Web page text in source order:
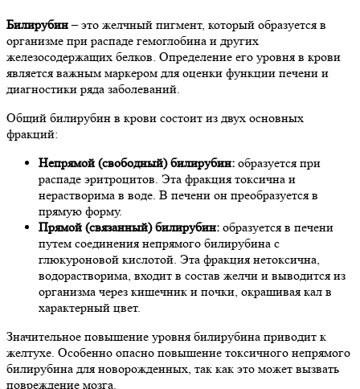
Билирубин– это желчный пигмент, который образуется в
организме при распаде гемоглобина и других
железосодержащих белков. Определение его уровня в крови
является важным маркером для оценки функции печени и
диагностики ряда заболеваний.
Общий билирубин в крови состоит из двух основных
фракций:
Непрямой (свободный) билирубин: образуется при
распаде эритроцитов. Эта фракция токсична и
нерастворима в воде. В печени он преобразуется в
прямую форму.
Прямой (связанный) билирубин: образуется в печени
путем соединения непрямого билирубина с
глюкуроновой кислотой. Эта фракция нетоксична,
водорастворима, входит в состав желчи и выводится из
организма через кишечник и почки, окрашивая кал в
характерный цвет.
Значительное повышение уровня билирубина приводит к
желтухе. Особенно опасно повышение токсичного непрямого
билирубина для новорожденных, так как это может вызвать
повреждение мозга.